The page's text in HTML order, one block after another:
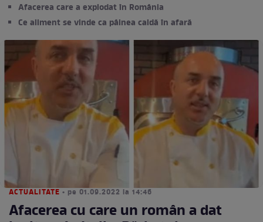
Afacerea care a explodat în România
Ce aliment se vinde ca pâinea caldă în afară
ACTUALITATE • pe 01.09.2022 la 14:46
Afacerea cu care un român a dat